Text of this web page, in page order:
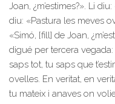
Joan, ¿m’estimes?». Li
diu: «Pastura les meves
«Simó, [fill] de Joan,
digué per tercera vegada:
saps tot, tu saps que
ovelles. En veritat, en
tu mateix i anaves on